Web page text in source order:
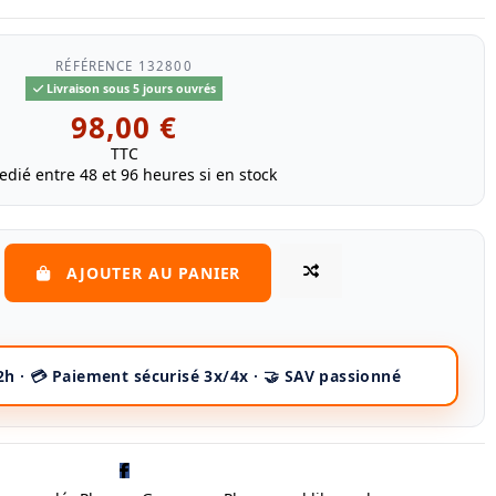
RÉFÉRENCE 132800
Livraison sous 5 jours ouvrés
98,00 €
TTC
entre 48 et 96 heures si en stock
AJOUTER AU PANIER